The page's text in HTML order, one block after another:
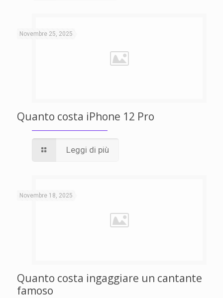
Novembre 25, 2025
Quanto costa iPhone 12 Pro
Leggi di più
Novembre 18, 2025
Quanto costa ingaggiare un cantante
famoso